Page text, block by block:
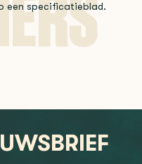
een specificatieblad.